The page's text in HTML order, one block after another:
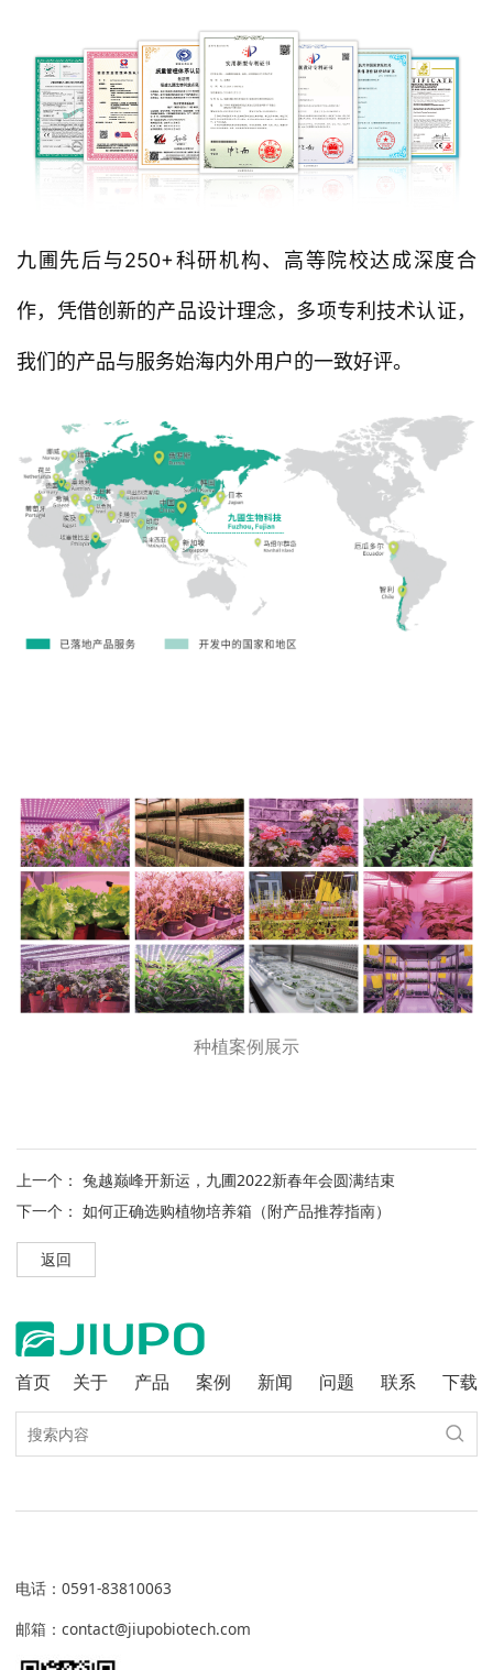
九圃先后与250+科研机构、高等院校达成深度合
作，凭借创新的产品设计理念，多项专利技术认证，
我们的产品与服务始海内外用户的一致好评。
种植案例展示
上一个：兔越巅峰开新运，九圃2022新春年会圆满结束
下一个：如何正确选购植物培养箱（附产品推荐指南）
返回
首页 关于 产品 案例 新闻 问题 联系 下载
电话： 0591-83810063
邮箱：contact@jiupobiotech.com